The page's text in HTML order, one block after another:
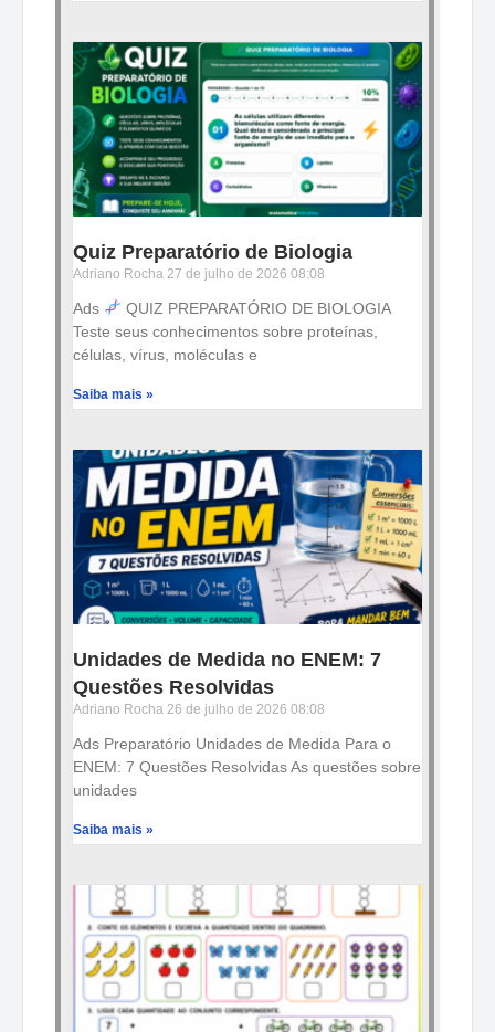
Quiz Preparatório de Biologia
Adriano Rocha 27 de julho de 2026 08:08
Ads
QUIZ PREPARATÓRIO DE BIOLOGIA
Teste seus conhecimentos sobre proteínas,
células, vírus, moléculas e
Saiba mais »
Unidades de Medida no ENEM: 7
Questões Resolvidas
Adriano Rocha 26 de julho de 2026 08:08
Ads Preparatório Unidades de Medida Para o
ENEM: 7 Questões Resolvidas As questões sobre
unidades
Saiba mais »